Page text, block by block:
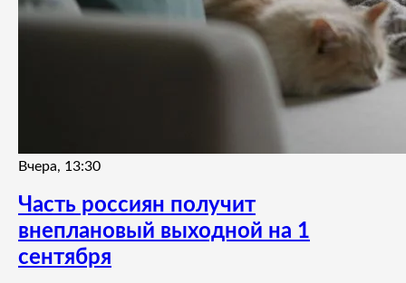
Вчера, 13:30
Часть россиян получит
внеплановый выходной на 1
сентября